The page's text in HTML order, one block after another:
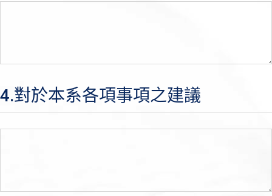
4.對於本系各項事項之建議